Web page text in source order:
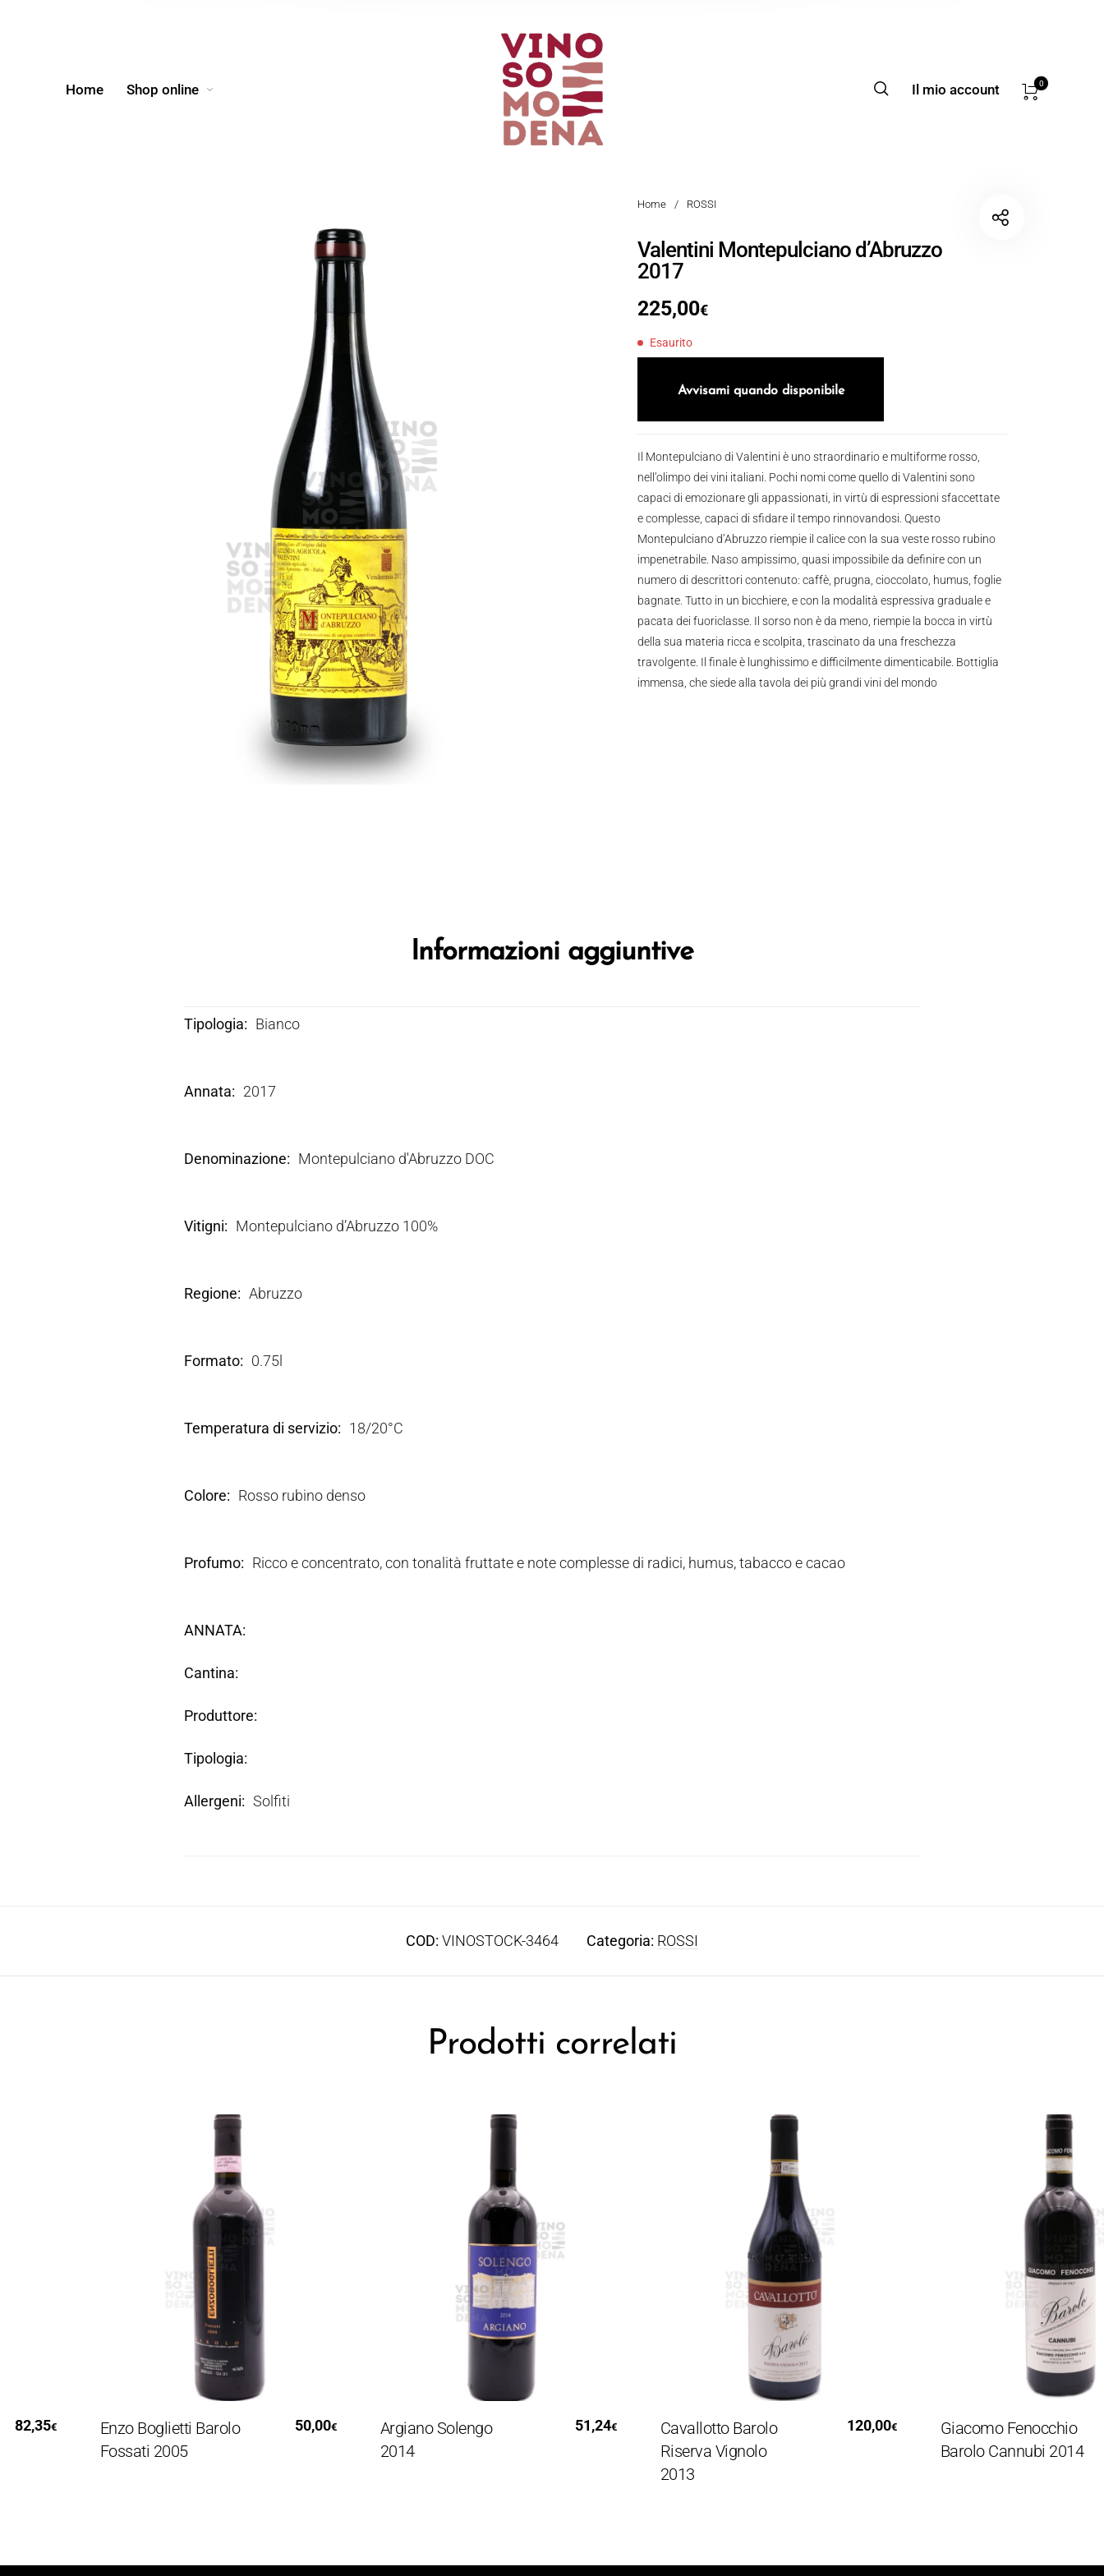
Home Shop online Il mio account 0
Home / ROSSI
Valentini Montepulciano d’Abruzzo
2017
225,00€
Esaurito
Avvisami quando disponibile
Il Montepulciano di Valentini è uno straordinario e multiforme rosso,
nell’olimpo dei vini italiani. Pochi nomi come quello di Valentini sono
capaci di emozionare gli appassionati, in virtù di espressioni sfaccettate
e complesse, capaci di sfidare il tempo rinnovandosi. Questo
Montepulciano d’Abruzzo riempie il calice con la sua veste rosso rubino
impenetrabile. Naso ampissimo, quasi impossibile da definire con un
numero di descrittori contenuto: caffè, prugna, cioccolato, humus, foglie
bagnate. Tutto in un bicchiere, e con la modalità espressiva graduale e
pacata dei fuoriclasse. Il sorso non è da meno, riempie la bocca in virtù
della sua materia ricca e scolpita, trascinato da una freschezza
travolgente. Il finale è lunghissimo e difficilmente dimenticabile. Bottiglia
immensa, che siede alla tavola dei più grandi vini del mondo
Informazioni aggiuntive
Tipologia Bianco
Annata 2017
Denominazione Montepulciano d'Abruzzo DOC
Vitigni Montepulciano d’Abruzzo 100%
Regione Abruzzo
Formato 0.75l
Temperatura di servizio 18/20°C
Colore Rosso rubino denso
Profumo Ricco e concentrato, con tonalità fruttate e note complesse di radici, humus, tabacco e cacao
ANNATA
Cantina
Produttore
Tipologia
Allergeni Solfiti
COD: VINOSTOCK-3464 Categoria: ROSSI
Prodotti correlati
Argiano Solengo
€
Cavallotto Barolo
Riserva Vignolo
120,00 €
Giacomo Fenocchio
Barolo Cannubi 2014
€
Enzo Boglietti Barolo
Fossati 2005
€